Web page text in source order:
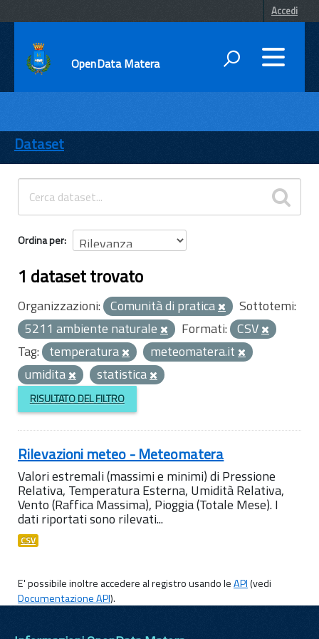
Accedi
OpenData Matera
ENTI
TEMI
INFORMAZIONI
Dataset
Ordina per
1 dataset trovato
Organizzazioni: Comunità di pratica
Sottotemi:
5211 ambiente naturale
Formati: CSV
Tag: temperatura
meteomatera.it
umidita
statistica
RISULTATO DEL FILTRO
Rilevazioni meteo - Meteomatera
Valori estremali (massimi e minimi) di Pressione
Relativa, Temperatura Esterna, Umidità Relativa,
Vento (Raffica Massima), Pioggia (Totale Mese). I
dati riportati sono rilevati...
CSV
E' possibile inoltre accedere al registro usando leAPI(vedi
Documentazione API).